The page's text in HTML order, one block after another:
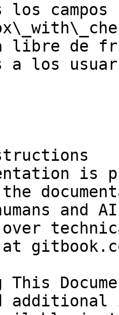
los campos
libre de
a los
is
and
over
at
This